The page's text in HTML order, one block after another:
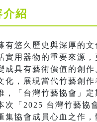
介紹
有悠久歷史與深厚的文
實用器物的重要來源，
成具有藝術價值的創作
化，展現當代竹藝創作
，「台灣竹藝協會」定
次「2025 台灣竹藝協
集協會成員心血之作